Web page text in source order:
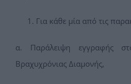
Για κάθε μία από τις
α. Παράλειψη εγγραφής
Βραχυχρόνιας Διαμονής,